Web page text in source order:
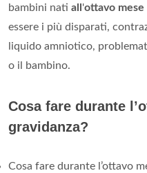
bambini nati all 'ottavo mese
essere i più disparati,
liquido amniotico,
o il bambino.
Cosa fare durante
gravidanza?
Cosa fare durante l’ottavo